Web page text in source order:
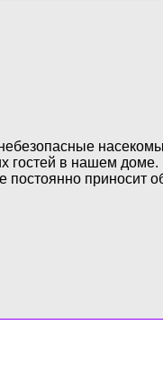
гостей в нашем
приносит